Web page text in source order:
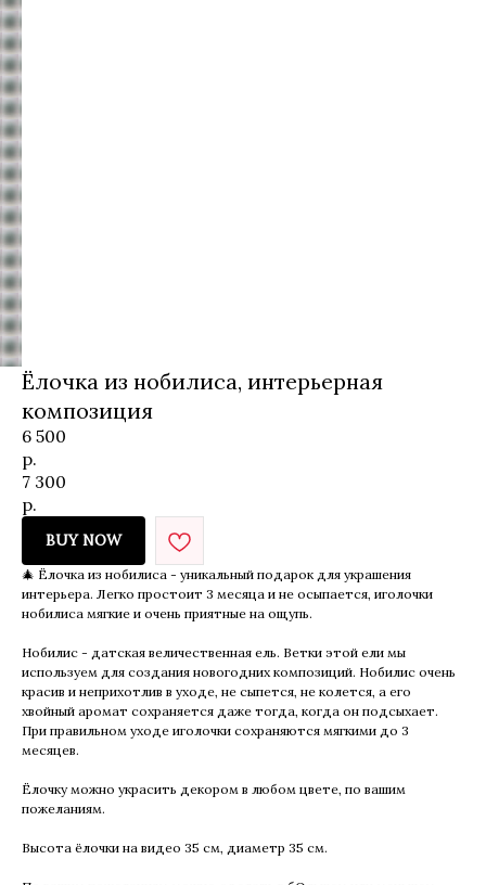
Ёлочка из нобилиса, интерьерная
композиция
6 500
р.
7 300
р.
BUY NOW
🎄 Ёлочка из нобилиса - уникальный подарок для украшения
интерьера. Легко простоит 3 месяца и не осыпается, иголочки
нобилиса мягкие и очень приятные на ощупь.
Нобилис - датская величественная ель. Ветки этой ели мы
используем для создания новогодних композиций. Нобилис очень
красив и неприхотлив в уходе, не сыпется, не колется, а его
хвойный аромат сохраняется даже тогда, когда он подсыхает.
При правильном уходе иголочки сохраняются мягкими до 3
месяцев.
Ёлочку можно украсить декором в любом цвете, по вашим
пожеланиям.
Высота ёлочки на видео 35 см, диаметр 35 см.